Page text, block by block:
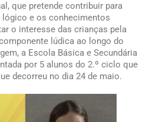
que pretende contribuir para
e os conhecimentos
o interesse das crianças pela
lúdica ao longo do
a Escola Básica e Secundária
por 5 alunos do 2.º ciclo que
decorreu no dia 24 de maio.